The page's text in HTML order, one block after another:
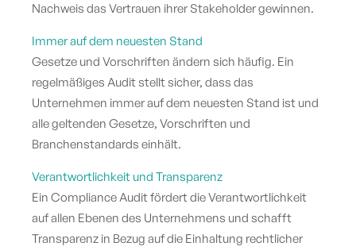
Nachweis das Vertrauen ihrer Stakeholder gewinnen.
Immer auf dem neuesten Stand
Gesetze und Vorschriften ändern sich häufig. Ein
regelmäßiges Audit stellt sicher, dass das
Unternehmen immer auf dem neuesten Stand ist und
alle geltenden Gesetze, Vorschriften und
Branchenstandards einhält.
Verantwortlichkeit und Transparenz
Ein Compliance Audit fördert die Verantwortlichkeit
auf allen Ebenen des Unternehmens und schafft
Transparenz in Bezug auf die Einhaltung rechtlicher